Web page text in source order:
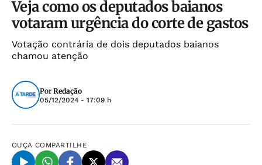
Veja como os deputados baianos
votaram urgência do corte de gastos
Votação contrária de dois deputados baianos
chamou atenção
Por Redação
05/12/2024 - 17:09 h
OUÇA COMPARTILHE